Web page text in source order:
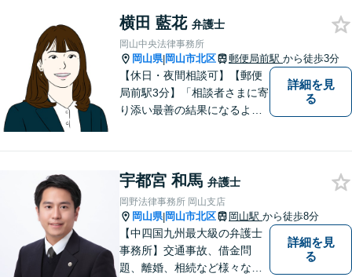
とお話をうかがうことを心掛
けています。必要に応じ、他
士業と連携して解決を図りま
す。
横田 藍花 弁護士
岡山中央法律事務所
岡山県|岡山市北区 郵便局前駅 から徒歩3分
【休日・夜間相談可】【郵便
局前駅3分】「相談者さまに寄
り添い最善の結果になるよう
よる不当な取り調べや身体拘
束から、依頼者さまの利益を
守ります【完全個室相談】
詳細を見
る
宇都宮 和馬 弁護士
岡野法律事務所 岡山支店
岡山県|岡山市北区 岡山駅 から徒歩8分
【中四国九州最大級の弁護士
事務所】交通事故、借金問
題、離婚、相続など様々な問
詳細を見
る